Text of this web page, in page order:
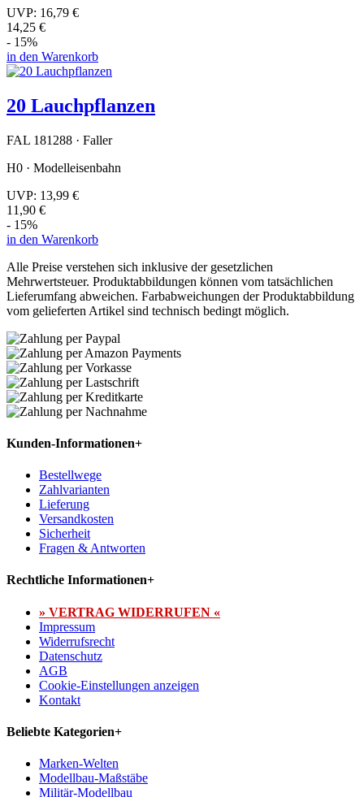
UVP: 16,79 €
14,25 €
- 15%
in den Warenkorb
20 Lauchpflanzen
FAL 181288 · Faller
H0 · Modelleisenbahn
UVP: 13,99 €
11,90 €
- 15%
in den Warenkorb
Alle Preise verstehen sich inklusive der gesetzlichen
Mehrwertsteuer. Produktabbildungen können vom tatsächlichen
Lieferumfang abweichen. Farbabweichungen der Produktabbildung
vom gelieferten Artikel sind technisch bedingt möglich.
Kunden-Informationen+
Bestellwege
Zahlvarianten
Lieferung
Versandkosten
Sicherheit
Fragen & Antworten
Rechtliche Informationen+
» VERTRAG WIDERRUFEN «
Impressum
Widerrufsrecht
Datenschutz
AGB
Cookie-Einstellungen anzeigen
Kontakt
Beliebte Kategorien+
Marken-Welten
Modellbau-Maßstäbe
Militär-Modellbau